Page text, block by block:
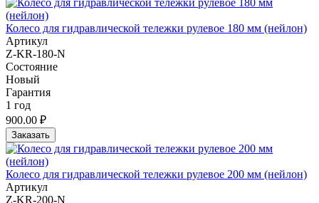
Колесо для гидравлической тележки рулевое 180 мм (нейлон)
Артикул
Z-KR-180-N
Состояние
Новый
Гарантия
1 год
900.00 ₽
Заказать
Колесо для гидравлической тележки рулевое 200 мм (нейлон)
Артикул
Z-KR-200-N